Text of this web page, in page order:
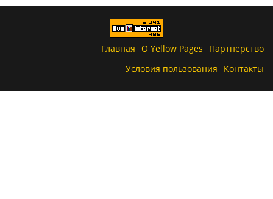
Главная О Yellow Pages
Партнерство
Условия пользования
Контакты